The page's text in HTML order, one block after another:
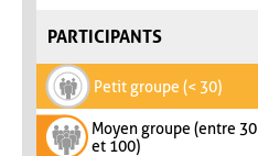
PARTICIPANTS
Petit groupe (< 30)
Moyen groupe (entre 30
et 100)